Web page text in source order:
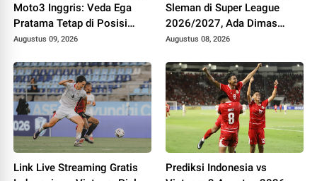
Moto3 Inggris: Veda Ega
Pratama Tetap di Posisi
Keenam
Augustus 09, 2026
Sleman di Super League
2026/2027, Ada Dimas
Drajad hingga Gustavo
Augustus 08, 2026
Link Live Streaming Gratis
Prediksi Indonesia vs